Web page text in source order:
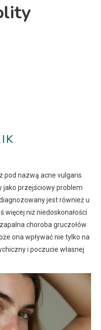
pod nazwą acne vulgaris.
jako przejściowy problem
jest również u
więcej niż niedoskonałości
choroba gruczołów
ona wpływać nie tylko na
i poczucie własnej